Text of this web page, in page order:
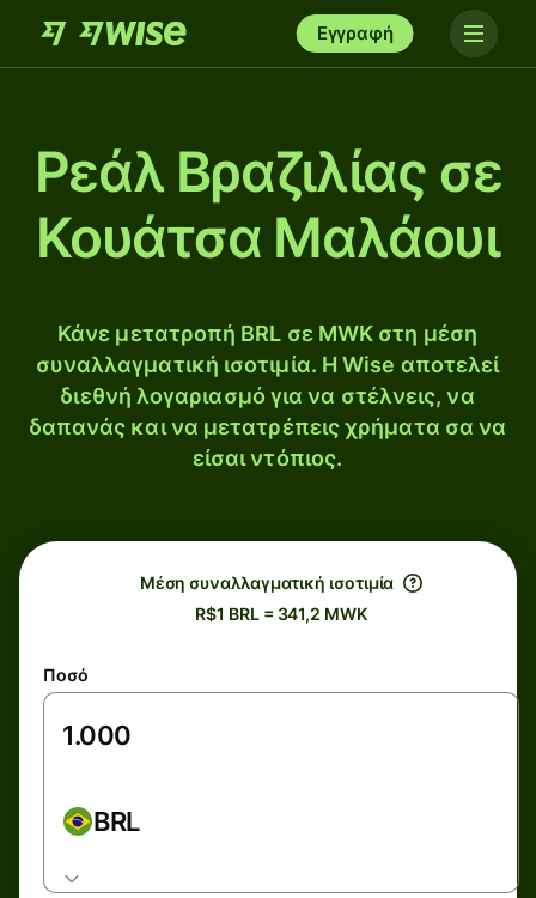
Εγγραφή
Ρεάλ Βραζιλίας σε
Κουάτσα Μαλάουι
Κάνε μετατροπή BRL σε MWK στη μέση
συναλλαγματική ισοτιμία. Η Wise αποτελεί
διεθνή λογαριασμό για να στέλνεις, να
δαπανάς και να μετατρέπεις χρήματα σα να
είσαι ντόπιος.
Μέση συναλλαγματική ισοτιμία
R$1 BRL = 341,2 MWK
Ποσό
BRL